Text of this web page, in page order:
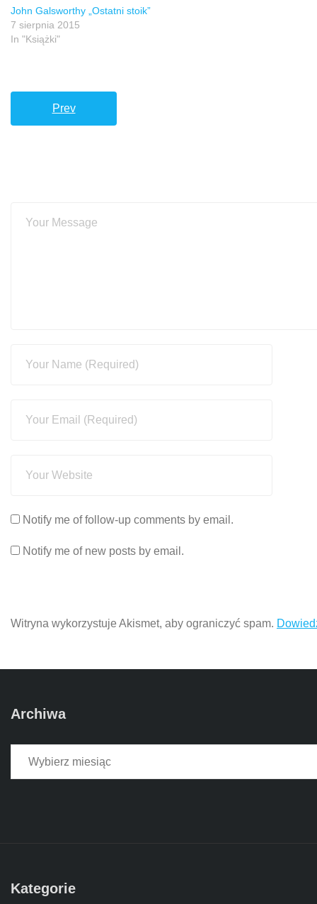
John Galsworthy „Ostatni stoik”
7 sierpnia 2015
In "Książki"
Prev
Notify me of follow-up comments by email.
Notify me of new posts by email.
Witryna wykorzystuje Akismet, aby ograniczyć spam.
Archiwa
Kategorie